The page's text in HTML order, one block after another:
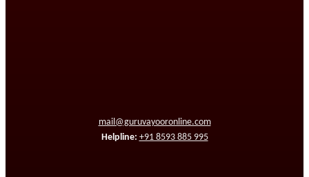
mail@guruvayooronline.com
Helpline: +91 8593 885 995